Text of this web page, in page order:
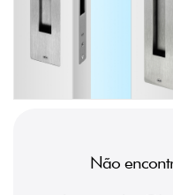
Não